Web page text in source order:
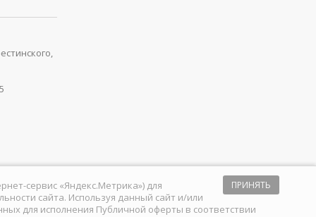
ПРИНЯТЬ
сервис «Яндекс.Метрика») для
сайта. Используя данный сайт и/или
для исполнения Публичной оферты в соответствии